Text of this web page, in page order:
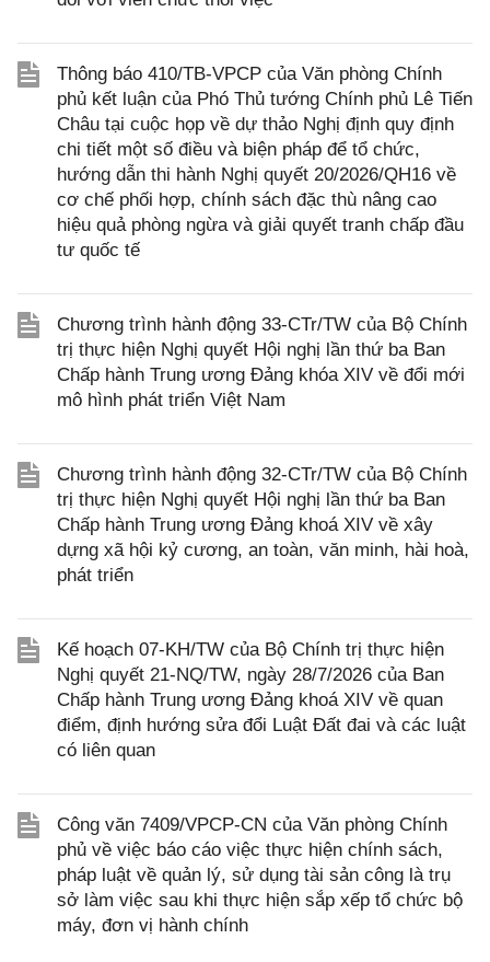
Thông báo 410/TB-VPCP của Văn phòng Chính
phủ kết luận của Phó Thủ tướng Chính phủ Lê Tiến
Châu tại cuộc họp về dự thảo Nghị định quy định
chi tiết một số điều và biện pháp để tổ chức,
hướng dẫn thi hành Nghị quyết 20/2026/QH16 về
cơ chế phối hợp, chính sách đặc thù nâng cao
hiệu quả phòng ngừa và giải quyết tranh chấp đầu
tư quốc tế
Chương trình hành động 33-CTr/TW của Bộ Chính
trị thực hiện Nghị quyết Hội nghị lần thứ ba Ban
Chấp hành Trung ương Đảng khóa XIV về đổi mới
mô hình phát triển Việt Nam
Chương trình hành động 32-CTr/TW của Bộ Chính
trị thực hiện Nghị quyết Hội nghị lần thứ ba Ban
Chấp hành Trung ương Đảng khoá XIV về xây
dựng xã hội kỷ cương, an toàn, văn minh, hài hoà,
phát triển
Kế hoạch 07-KH/TW của Bộ Chính trị thực hiện
Nghị quyết 21-NQ/TW, ngày 28/7/2026 của Ban
Chấp hành Trung ương Đảng khoá XIV về quan
điểm, định hướng sửa đổi Luật Đất đai và các luật
có liên quan
Công văn 7409/VPCP-CN của Văn phòng Chính
phủ về việc báo cáo việc thực hiện chính sách,
pháp luật về quản lý, sử dụng tài sản công là trụ
sở làm việc sau khi thực hiện sắp xếp tổ chức bộ
máy, đơn vị hành chính